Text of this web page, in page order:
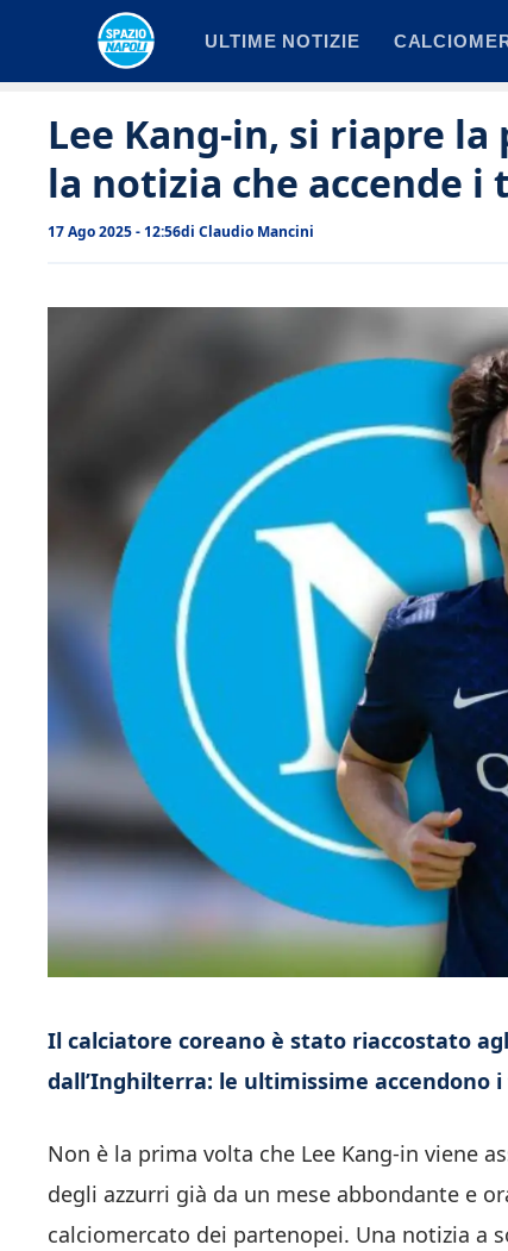
ULTIME NOTIZIE
Lee Kang-in, si riapre
la notizia che accende i
17 Ago 2025 - 12:56di Claudio Mancini
Il calciatore coreano è stato riaccostato
dall’Inghilterra: le ultimissime accendono
Non è la prima volta che Lee Kang-in viene
degli azzurri già da un mese abbondante e
calciomercato dei partenopei. Una notizia a